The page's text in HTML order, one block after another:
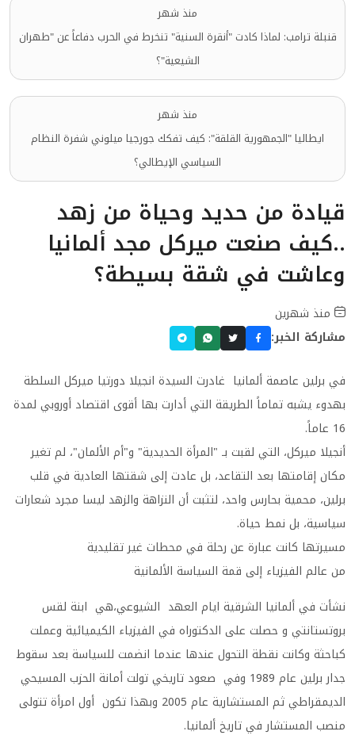
منذ شهر
قنبلة ترامب: لماذا كادت "أنقرة السنية" تنخرط في الحرب دفاعاً عن "طهران
الشيعية"؟
منذ شهر
ايطاليا "الجمهورية القلقة": كيف تفكك جورجيا ميلوني شفرة النظام
السياسي الإيطالي؟
قيادة من حديد وحياة من زهد
..كيف صنعت ميركل مجد ألمانيا
وعاشت في شقة بسيطة؟
منذ شهرين
مشاركة الخبر:
في برلين عاصمة ألمانيا غادرت السيدة انجيلا دورتيا ميركل السلطة
بهدوء يشبه تماماً الطريقة التي أدارت بها أقوى اقتصاد أوروبي لمدة
16 عاماً.
أنجيلا ميركل، التي لقبت بـ "المرأة الحديدية" و"أم الألمان"، لم تغير
مكان إقامتها بعد التقاعد، بل عادت إلى شقتها العادية في قلب
برلين، محمية بحارس واحد، لتثبت أن النزاهة والزهد ليسا مجرد شعارات
سياسية، بل نمط حياة.
مسيرتها كانت عبارة عن رحلة في محطات غير تقليدية
من عالم الفيزياء إلى قمة السياسة الألمانية
نشأت في ألمانيا الشرقية ايام العهد الشيوعي،هي ابنة لقس
بروتستانتي و حصلت على الدكتوراه في الفيزياء الكيميائية وعملت
كباحثة وكانت نقطة التحول عندها عندما انضمت للسياسة بعد سقوط
جدار برلين عام 1989 وفي صعود تاريخي تولت أمانة الحزب المسيحي
الديمقراطي ثم المستشارية عام 2005 وبهذا تكون أول امرأة تتولى
منصب المستشار في تاريخ ألمانيا.